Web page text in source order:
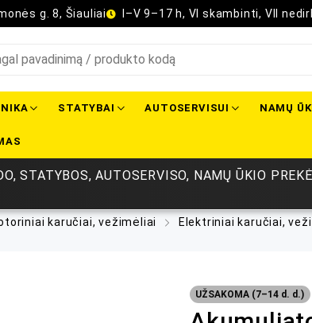
g. 8, Šiauliai I–V 9–17 h, VI skambinti, VII
STATYBAI AUTOSERVISUI NAMŲ
STATYBOS, AUTOSERVISO, NAMŲ ŪKIO
karučiai, vežimėliai Elektriniai karučiai,
UŽSAKOMA (7–14 d. d.)